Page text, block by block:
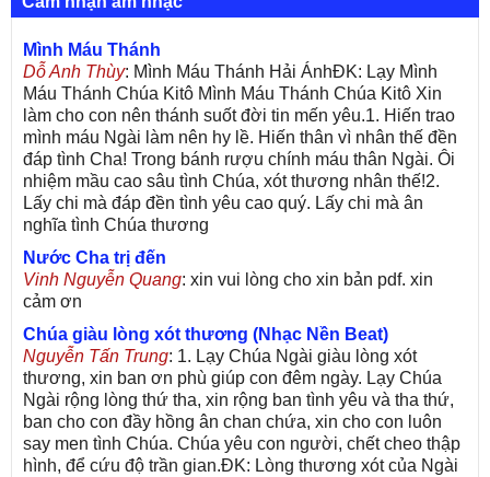
Mình Máu Thánh
Dỗ Anh Thùy: Mình Máu Thánh Hải ÁnhĐK: Lạy Mình
Máu Thánh Chúa Kitô Mình Máu Thánh Chúa Kitô Xin
làm cho con nên thánh suốt đời tin mến yêu.1. Hiến trao
mình máu Ngài làm nên hy lề. Hiến thân vì nhân thế đền
đáp tình Cha! Trong bánh rượu chính máu thân Ngài. Ôi
nhiệm mầu cao sâu tình Chúa, xót thương nhân thế!2.
Lấy chi mà đáp đền tình yêu cao quý. Lấy chi mà ân
nghĩa tình Chúa thương
Nước Cha trị đến
Vinh Nguyễn Quang: xin vui lòng cho xin bản pdf. xin
cảm ơn
Chúa giàu lòng xót thương (Nhạc Nền Beat)
Nguyễn Tấn Trung: 1. Lạy Chúa Ngài giàu lòng xót
thương, xin ban ơn phù giúp con đêm ngày. Lạy Chúa
Ngài rộng lòng thứ tha, xin rộng ban tình yêu và tha thứ,
ban cho con đầy hồng ân chan chứa, xin cho con luôn
say men tình Chúa. Chúa yêu con người, chết cheo thập
hình, để cứu độ trần gian.ĐK: Lòng thương xót của Ngài